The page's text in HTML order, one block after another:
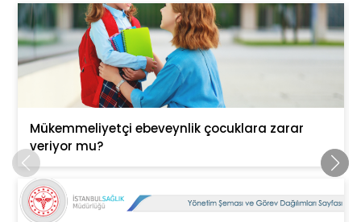
Mükemmeliyetçi ebeveynlik çocuklara zarar
veriyor mu?